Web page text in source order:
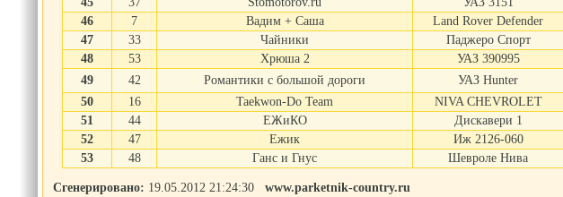
46
7 Вадим + Саша Land Rover Defender
47
33 Чайники Паджеро Спорт
48
53 Хрюша 2 УАЗ 390995
49
42 Романтики с большой дороги УАЗ Hunter
50
16 Taekwon-Do Team NIVA CHEVROLET
51
44 ЕЖиКО Дискавери 1
52
47 Ежик Иж 2126-060
53
48 Ганс и Гнус Шевроле Нива
Сгенерировано: 19.05.2012 21:24:30 www.parketnik-country.ru